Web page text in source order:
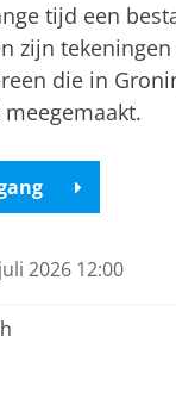
tijd een
zijn
die in
2026 12:00